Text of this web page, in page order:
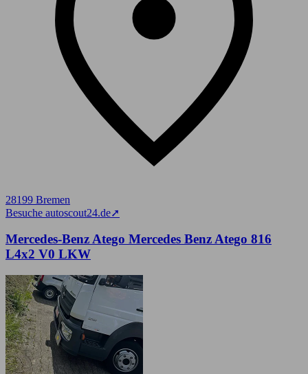
28199 Bremen
Besuche autoscout24.de➚
Mercedes-Benz Atego Mercedes Benz Atego 816
L4x2 V0 LKW